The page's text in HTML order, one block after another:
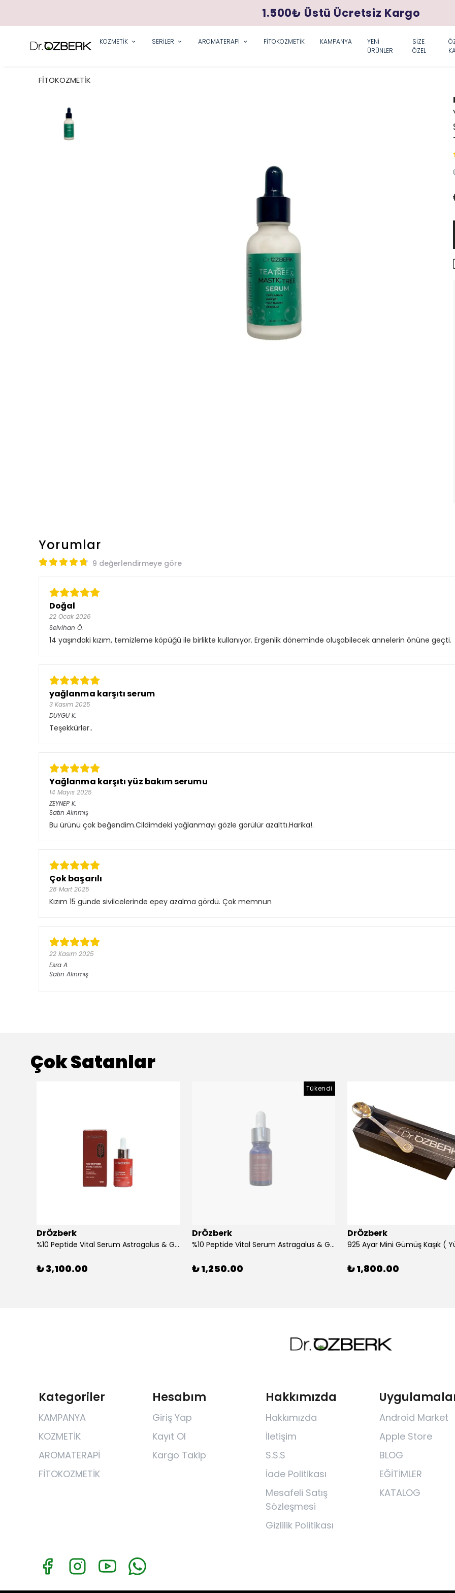
1.500₺ Üstü Ücretsiz Kargo
KOZMETİK SERİLER AROMATERAPİ FİTOKOZMETİK KAMPANYA
YENİ
ÜRÜNLER
SİZE
ÖZEL
FİTOKOZMETİK
Yorumlar
9 değerlendirmeye göre
Doğal
22 Ocak 2026
Selvihan Ö.
14 yaşındaki kızım, temizleme köpüğü ile birlikte kullanıyor. Ergenlik döneminde oluşabilecek annelerin önüne geçti.
yağlanma karşıtı serum
3 Kasım 2025
DUYGU K.
Teşekkürler..
Yağlanma karşıtı yüz bakım serumu
14 Mayıs 2025
ZEYNEP K.
Satın Alınmış
Bu ürünü çok beğendim.Cildimdeki yağlanmayı gözle görülür azalttı.Harika!.
Çok başarılı
28 Mart 2025
Kızım 15 günde sivilcelerinde epey azalma gördü. Çok memnun
22 Kasım 2025
Esra A.
Satın Alınmış
Çok Satanlar
DrÖzberk
%10 Peptide Vital Serum Astragalus & Ginseng Extract 30 mL
₺ 3,100.00
Tükendi
DrÖzberk
%10 Peptide Vital Serum Astragalus & Ginseng Extract 10 mL
₺ 1,250.00
DrÖzberk
₺ 1,800.00
Kategoriler
KAMPANYA
KOZMETİK
AROMATERAPİ
FİTOKOZMETİK
Hesabım
Giriş Yap
Kayıt Ol
Kargo Takip
Hakkımızda
Hakkımızda
İletişim
S.S.S
İade Politikası
Mesafeli Satış
Sözleşmesi
Gizlilik Politikası
Android Market
Apple Store
BLOG
EĞİTİMLER
KATALOG